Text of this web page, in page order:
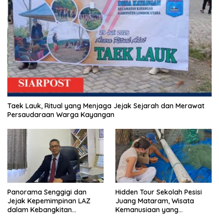
Taek Lauk, Ritual yang Menjaga Jejak Sejarah dan Merawat
Persaudaraan Warga Kayangan
Panorama Senggigi dan
Jejak Kepemimpinan LAZ
dalam Kebangkitan
Hidden Tour Sekolah Pesisi
Juang Mataram, Wisata
Kemanusiaan yang